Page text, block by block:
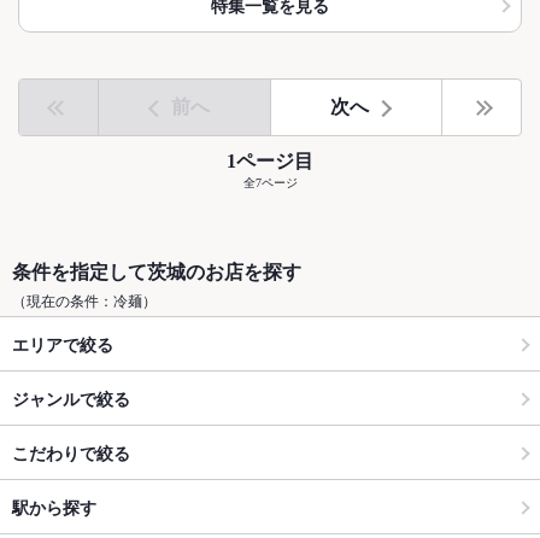
前へ 次へ
1ページ目
全7ページ
条件を指定して茨城のお店を探す
（現在の条件：冷麺）
エリアで絞る
ジャンルで絞る
こだわりで絞る
駅から探す